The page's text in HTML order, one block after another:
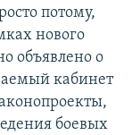
потому,
нового
объявлено о
кабинет
боевых